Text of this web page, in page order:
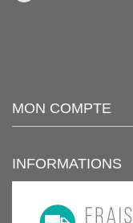
MON COMPTE
INFORMATIONS